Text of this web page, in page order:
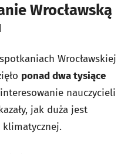
Wrocławską
Wrocławskiej
ponad dwa tysiące
nauczycieli
jak duża jest